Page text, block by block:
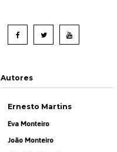
Autores
Ernesto Martins
Eva Monteiro
João Monteiro